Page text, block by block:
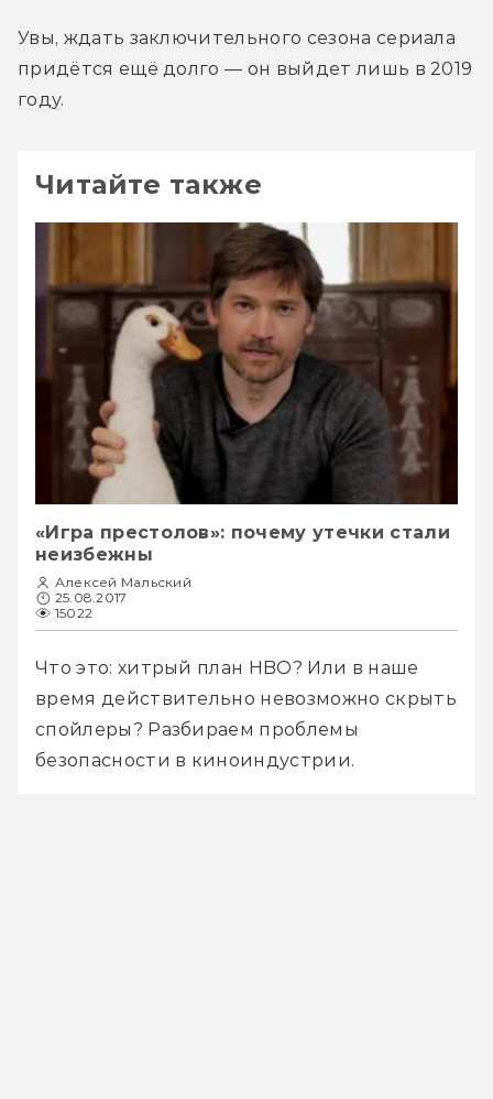
Увы, ждать заключительного сезона сериала
придётся ещё долго — он выйдет лишь в 2019
году.
Читайте также
«Игра престолов»: почему утечки стали
неизбежны
Алексей Мальский
25.08.2017
15022
Что это: хитрый план HBO? Или в наше
время действительно невозможно скрыть
спойлеры? Разбираем проблемы
безопасности в киноиндустрии.